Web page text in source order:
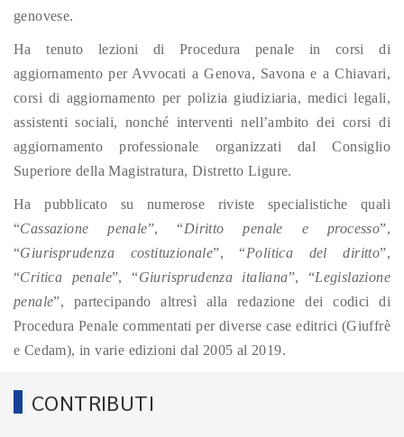
genovese.
Ha tenuto lezioni di Procedura penale in corsi di
aggiornamento per Avvocati a Genova, Savona e a Chiavari,
corsi di aggiornamento per polizia giudiziaria, medici legali,
assistenti sociali, nonché interventi nell’ambito dei corsi di
aggiornamento professionale organizzati dal Consiglio
Superiore della Magistratura, Distretto Ligure.
Ha pubblicato su numerose riviste specialistiche quali
“Cassazione penale”, “Diritto penale e processo”,
“Giurisprudenza costituzionale”, “Politica del diritto”,
“Critica penale”, “Giurisprudenza italiana”, “Legislazione
penale”, partecipando altresì alla redazione dei codici di
Procedura Penale commentati per diverse case editrici (Giuffrè
e Cedam), in varie edizioni dal 2005 al 2019.
CONTRIBUTI